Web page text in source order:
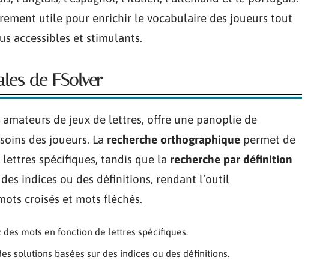
utile pour enrichir le vocabulaire des joueurs tout
accessibles et stimulants.
de FSolver
de jeux de lettres, offre une panoplie de
des joueurs. La recherche orthographique permet de
spécifiques, tandis que la recherche par définition
indices ou des définitions, rendant l’outil
croisés et mots fléchés.
des mots en fonction de lettres spécifiques.
solutions basées sur des indices ou des définitions.